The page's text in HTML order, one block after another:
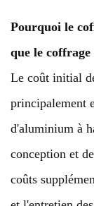
Pourquoi le
que le
Le coût initial
principalement
d'aluminium à
conception et
coûts